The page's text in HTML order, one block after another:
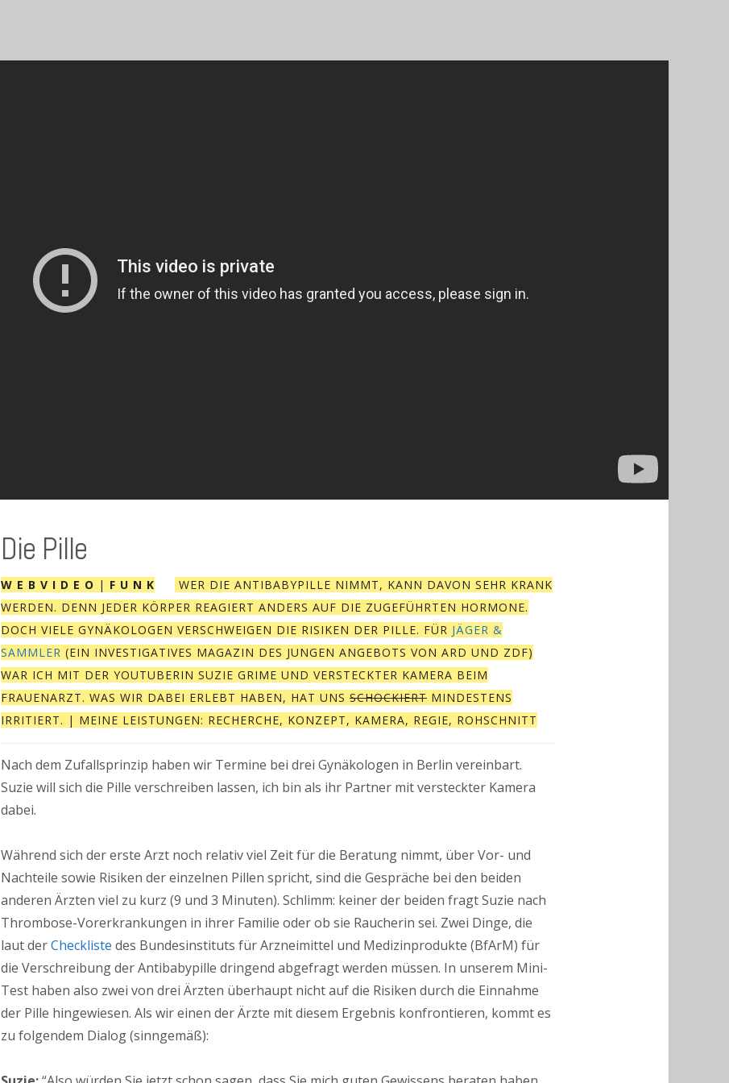
Die Pille
W E B V I D E O | F U N K
WER DIE ANTIBABYPILLE NIMMT, KANN DAVON SEHR KRANK
WERDEN. DENN JEDER KÖRPER REAGIERT ANDERS AUF DIE ZUGEFÜHRTEN HORMONE.
DOCH VIELE GYNÄKOLOGEN VERSCHWEIGEN DIE RISIKEN DER PILLE. FÜR JÄGER &
SAMMLER (EIN INVESTIGATIVES MAGAZIN DES JUNGEN ANGEBOTS VON ARD UND ZDF)
WAR ICH MIT DER YOUTUBERIN SUZIE GRIME UND VERSTECKTER KAMERA BEIM
FRAUENARZT. WAS WIR DABEI ERLEBT HABEN, HAT UNS SCHOCKIERT MINDESTENS
IRRITIERT. | MEINE LEISTUNGEN: RECHERCHE, KONZEPT, KAMERA, REGIE, ROHSCHNITT
Nach dem Zufallsprinzip haben wir Termine bei drei Gynäkologen in Berlin vereinbart.
Suzie will sich die Pille verschreiben lassen, ich bin als ihr Partner mit versteckter Kamera
dabei.
Während sich der erste Arzt noch relativ viel Zeit für die Beratung nimmt, über Vor- und
Nachteile sowie Risiken der einzelnen Pillen spricht, sind die Gespräche bei den beiden
anderen Ärzten viel zu kurz (9 und 3 Minuten). Schlimm: keiner der beiden fragt Suzie nach
Thrombose-Vorerkrankungen in ihrer Familie oder ob sie Raucherin sei. Zwei Dinge, die
laut derCheckliste des Bundesinstituts für Arzneimittel und Medizinprodukte (BfArM) für
die Verschreibung der Antibabypille dringend abgefragt werden müssen. In unserem Mini-
Test haben also zwei von drei Ärzten überhaupt nicht auf die Risiken durch die Einnahme
der Pille hingewiesen. Als wir einen der Ärzte mit diesem Ergebnis konfrontieren, kommt es
zu folgendem Dialog (sinngemäß):